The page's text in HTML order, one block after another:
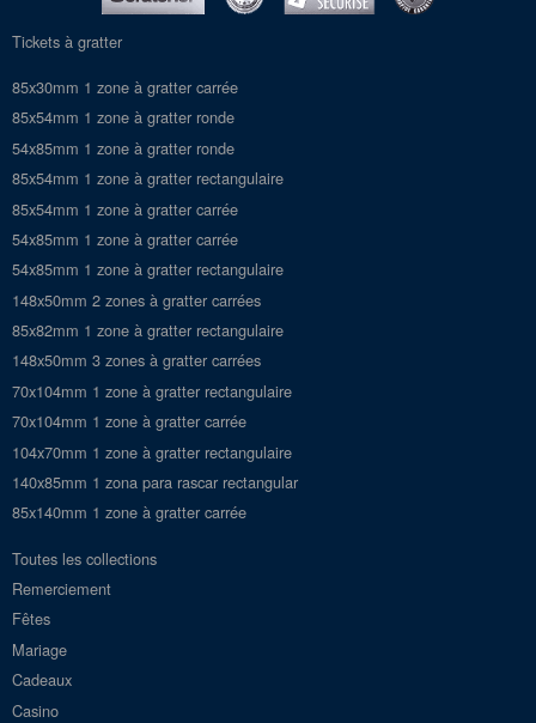
Tickets à gratter
85x30mm 1 zone à gratter carrée
85x54mm 1 zone à gratter ronde
54x85mm 1 zone à gratter ronde
85x54mm 1 zone à gratter rectangulaire
85x54mm 1 zone à gratter carrée
54x85mm 1 zone à gratter carrée
54x85mm 1 zone à gratter rectangulaire
148x50mm 2 zones à gratter carrées
85x82mm 1 zone à gratter rectangulaire
148x50mm 3 zones à gratter carrées
70x104mm 1 zone à gratter rectangulaire
70x104mm 1 zone à gratter carrée
104x70mm 1 zone à gratter rectangulaire
140x85mm 1 zona para rascar rectangular
85x140mm 1 zone à gratter carrée
Toutes les collections
Remerciement
Fêtes
Mariage
Cadeaux
Casino